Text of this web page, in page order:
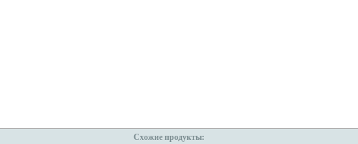
Схожие продукты: